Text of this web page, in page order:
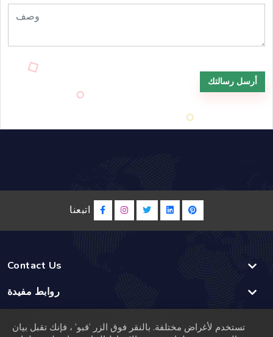
أرسل رسالتك
اتبعنا
Contact Us
روابط مفيدة
تستخدم لأغراض مختلفة. بالنقر فوق الزر ‘قبو‘ ، فإنك تقبل بيان